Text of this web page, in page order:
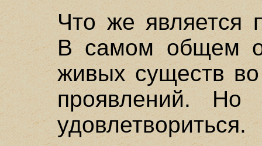
Что же является
В самом общем
живых существ
проявлений. Но
удовлетвориться.